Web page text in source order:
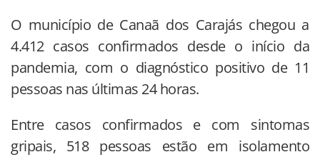
O município de Canaã dos Carajás chegou a
4.412 casos confirmados desde o início da
pandemia, com o diagnóstico positivo de 11
pessoas nas últimas 24 horas.
Entre casos confirmados e com sintomas
gripais, 518 pessoas estão em isolamento